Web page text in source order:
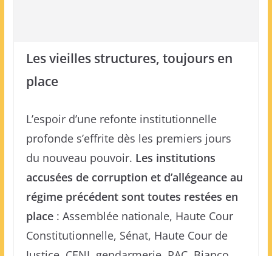
Les vieilles structures, toujours en
place
L’espoir d’une refonte institutionnelle
profonde s’effrite dès les premiers jours
du nouveau pouvoir. Les institutions
accusées de corruption et d’allégeance au
régime précédent sont toutes restées en
place: Assemblée nationale, Haute Cour
Constitutionnelle, Sénat, Haute Cour de